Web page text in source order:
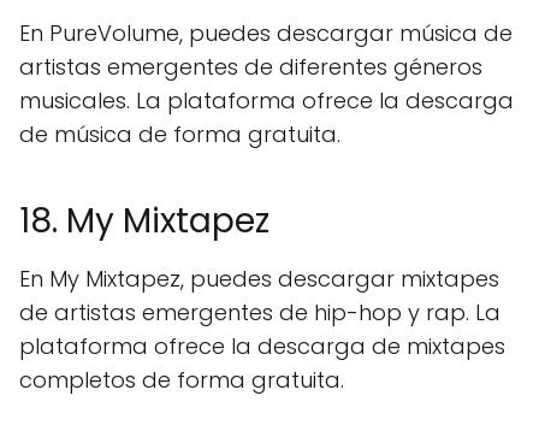
En PureVolume, puedes descargar música de
artistas emergentes de diferentes géneros
musicales. La plataforma ofrece la descarga
de música de forma gratuita.
18. My Mixtapez
En My Mixtapez, puedes descargar mixtapes
de artistas emergentes de hip-hop y rap. La
plataforma ofrece la descarga de mixtapes
completos de forma gratuita.